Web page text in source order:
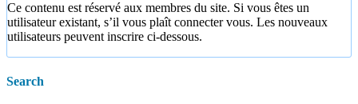
Ce contenu est réservé aux membres du site. Si vous êtes un
utilisateur existant, s’il vous plaît connecter vous. Les nouveaux
utilisateurs peuvent inscrire ci-dessous.
Search